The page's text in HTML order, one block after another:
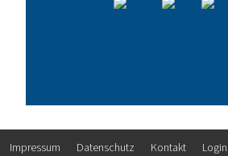
Impressum Datenschutz Kontakt Login